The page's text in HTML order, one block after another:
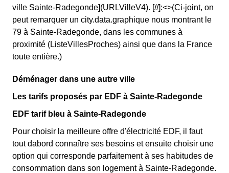
ville Sainte-Radegonde](URLVilleV4). [//]:<>(Ci-joint, on
peut remarquer un city.data.graphique nous montrant le
79 à Sainte-Radegonde, dans les communes à
proximité (ListeVillesProches) ainsi que dans la France
toute entière.)
Déménager dans une autre ville
Les tarifs proposés par EDF à Sainte-Radegonde
EDF tarif bleu à Sainte-Radegonde
Pour choisir la meilleure offre d'électricité EDF, il faut
tout dabord connaître ses besoins et ensuite choisir une
option qui corresponde parfaitement à ses habitudes de
consommation dans son logement à Sainte-Radegonde.